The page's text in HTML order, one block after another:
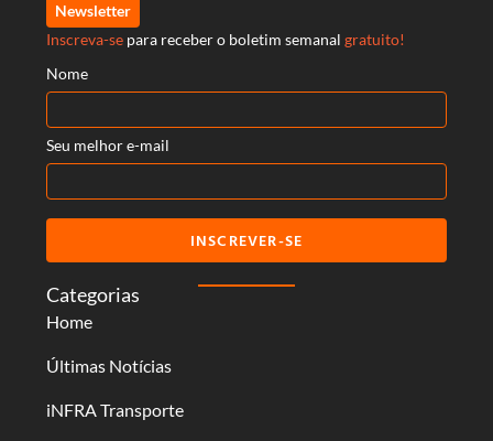
Categorias
Home
Últimas Notícias
iNFRA Transporte
Newsletter
Inscreva-se para receber o boletim semanal gratuito!
Nome
Seu melhor e-mail
INSCREVER-SE